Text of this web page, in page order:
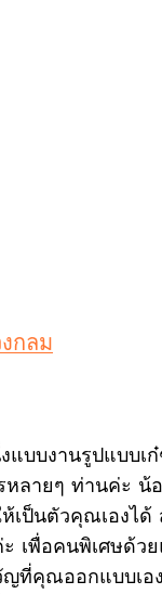
กลม
บบงานรูปแบบเก๋
ลายๆ ท่านค่ะ น้อ
ป็นตัวคุณเองได้
เพื่อคนพิเศษด้วย
ที่คุณออกแบบเอ